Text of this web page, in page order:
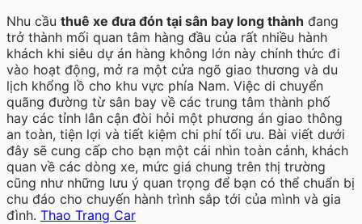
Nhu cầu thuê xe đưa đón tại sân bay long thành đang
trở thành mối quan tâm hàng đầu của rất nhiều hành
khách khi siêu dự án hàng không lớn này chính thức đi
vào hoạt động, mở ra một cửa ngõ giao thương và du
lịch khổng lồ cho khu vực phía Nam. Việc di chuyển
quãng đường từ sân bay về các trung tâm thành phố
hay các tỉnh lân cận đòi hỏi một phương án giao thông
an toàn, tiện lợi và tiết kiệm chi phí tối ưu. Bài viết dưới
đây sẽ cung cấp cho bạn một cái nhìn toàn cảnh, khách
quan về các dòng xe, mức giá chung trên thị trường
cũng như những lưu ý quan trọng để bạn có thể chuẩn bị
chu đáo cho chuyến hành trình sắp tới của mình và gia
đình. Thao Trang Car